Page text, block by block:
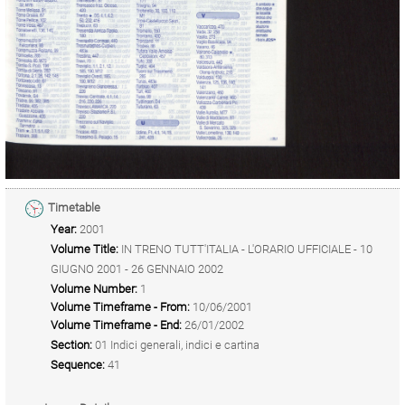
Timetable
Year: 2001
Volume Title: IN TRENO TUTT'ITALIA - L'ORARIO UFFICIALE - 10
GIUGNO 2001 - 26 GENNAIO 2002
Volume Number: 1
Volume Timeframe - From: 10/06/2001
Volume Timeframe - End: 26/01/2002
Section: 01 Indici generali, indici e cartina
Sequence: 41